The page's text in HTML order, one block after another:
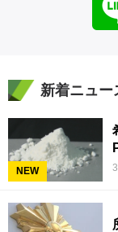
新着ニュー
NEW